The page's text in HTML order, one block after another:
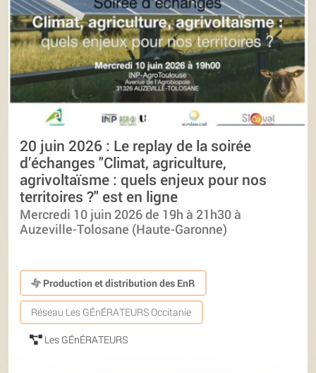
20 juin 2026 : Le replay de la soirée
d’échanges "Climat, agriculture,
agrivoltaïsme : quels enjeux pour nos
territoires ?" est en ligne
Mercredi 10 juin 2026 de 19h à 21h30 à
Auzeville-Tolosane (Haute-Garonne)
Production et distribution des EnR
Réseau Les GÉnÉRATEURS Occitanie
Les GÉnÉRATEURS